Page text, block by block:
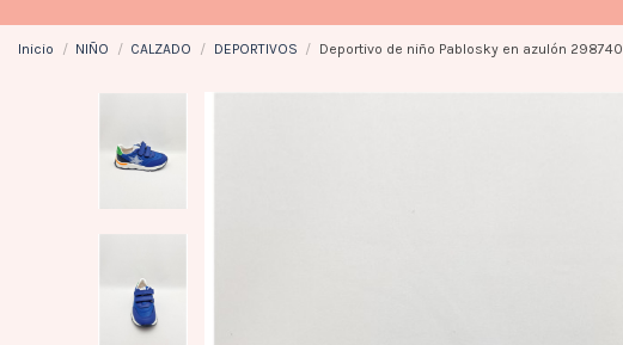
Inicio NIÑO CALZADO DEPORTIVOS Deportivo de niño Pablosky en azulón 298740